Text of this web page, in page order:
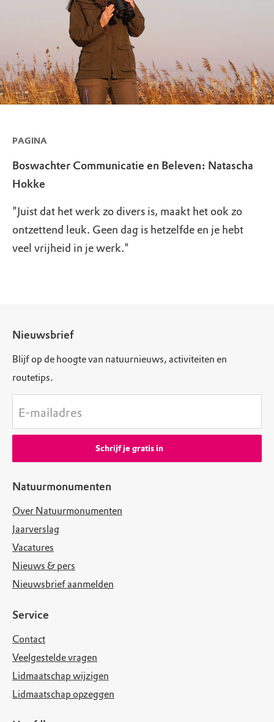
PAGINA
Boswachter Communicatie en Beleven: Natascha
Hokke
"Juist dat het werk zo divers is, maakt het ook zo
ontzettend leuk. Geen dag is hetzelfde en je hebt
veel vrijheid in je werk."
Natuurmonumenten
Over Natuurmonumenten
Jaarverslag
Vacatures
Nieuws & pers
Nieuwsbrief aanmelden
Service
Contact
Veelgestelde vragen
Lidmaatschap wijzigen
Lidmaatschap opzeggen
Nieuwsbrief
Blijf op de hoogte van natuurnieuws, activiteiten en
routetips.
E-mailadres
Schrijf je gratis in